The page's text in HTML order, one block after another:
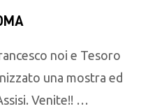
noi e Tesoro
una mostra ed
Venite!! …